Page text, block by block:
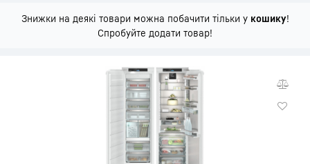
Знижки на деякі товари можна побачити тільки у кошику!
Спробуйте додати товар!